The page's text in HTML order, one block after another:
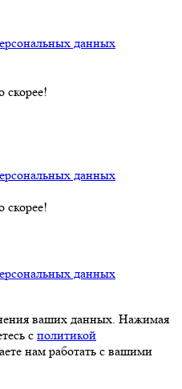
данных
данных
данных
ваших данных. Нажимая
с политикой
нам работать с вашими